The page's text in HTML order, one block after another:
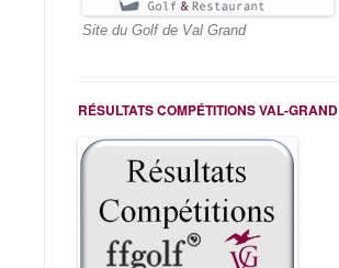
Site du Golf de Val Grand
RÉSULTATS COMPÉTITIONS VAL-GRAND